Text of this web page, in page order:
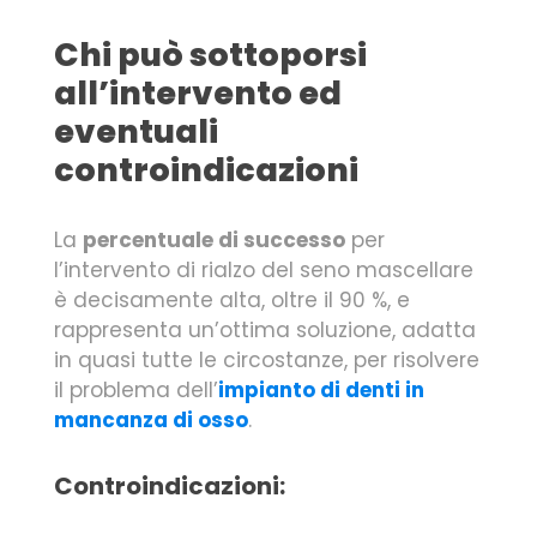
Chi può sottoporsi
all’intervento ed
eventuali
controindicazioni
La percentuale di successo per
l’intervento di rialzo del seno mascellare
è decisamente alta, oltre il 90 %, e
rappresenta un’ottima soluzione, adatta
in quasi tutte le circostanze, per risolvere
il problema dell’impianto di denti in
mancanza di osso.
Controindicazioni: